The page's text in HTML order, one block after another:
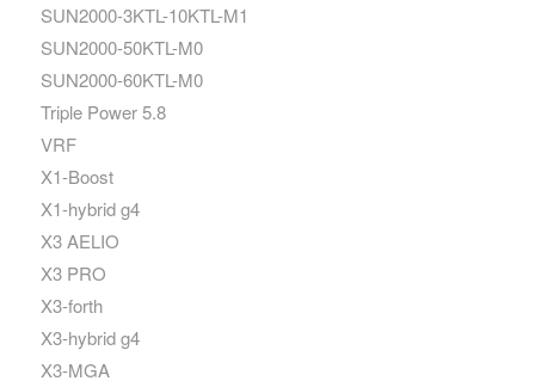
SUN2000-3KTL-10KTL-M1
SUN2000-50KTL-M0
SUN2000-60KTL-M0
Triple Power 5.8
VRF
X1-Boost
X1-hybrid g4
X3 AELIO
X3 PRO
X3-forth
X3-hybrid g4
X3-MGA